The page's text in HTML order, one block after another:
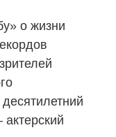
о жизни